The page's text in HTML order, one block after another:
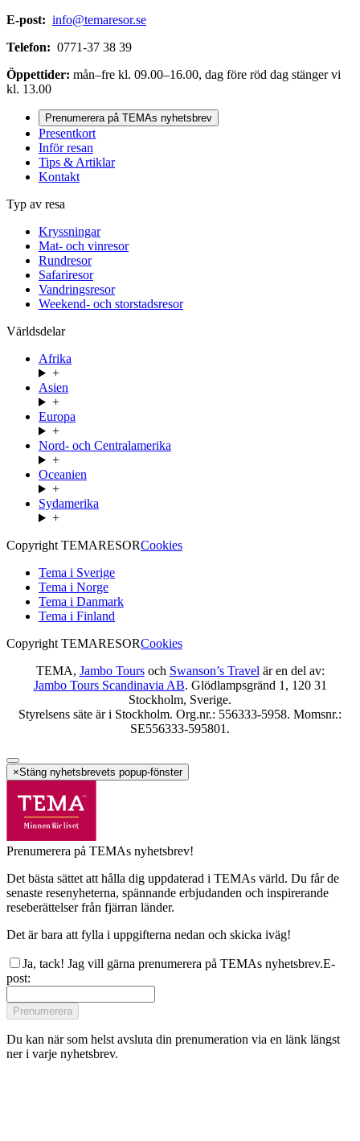
E-post: info@temaresor.se
Telefon: 0771-37 38 39
Öppettider: mån–fre kl. 09.00–16.00, dag före röd dag stänger vi
kl. 13.00
Prenumerera på TEMAs nyhetsbrev
Presentkort
Inför resan
Tips & Artiklar
Kontakt
Typ av resa
Kryssningar
Mat- och vinresor
Rundresor
Safariresor
Vandringsresor
Weekend- och storstadsresor
Världsdelar
Afrika
+
Asien
+
Europa
+
Nord- och Centralamerika
+
Oceanien
+
Sydamerika
+
Copyright TEMARESORCookies
Tema i Sverige
Tema i Norge
Tema i Danmark
Tema i Finland
Copyright TEMARESORCookies
TEMA, Jambo Toursoch Swanson’s Travel är en del av:
Jambo Tours Scandinavia AB. Glödlampsgränd 1, 120 31
Stockholm, Sverige.
Styrelsens säte är i Stockholm. Org.nr.: 556333-5958. Momsnr.:
SE556333-595801.
×Stäng nyhetsbrevets popup-fönster
Prenumerera på TEMAs nyhetsbrev!
Det bästa sättet att hålla dig uppdaterad i TEMAs värld. Du får de
senaste resenyheterna, spännande erbjudanden och inspirerande
reseberättelser från fjärran länder.
Det är bara att fylla i uppgifterna nedan och skicka iväg!
Ja, tack! Jag vill gärna prenumerera på TEMAs nyhetsbrev.E-
post:
Prenumerera
Du kan när som helst avsluta din prenumeration via en länk längst
ner i varje nyhetsbrev.